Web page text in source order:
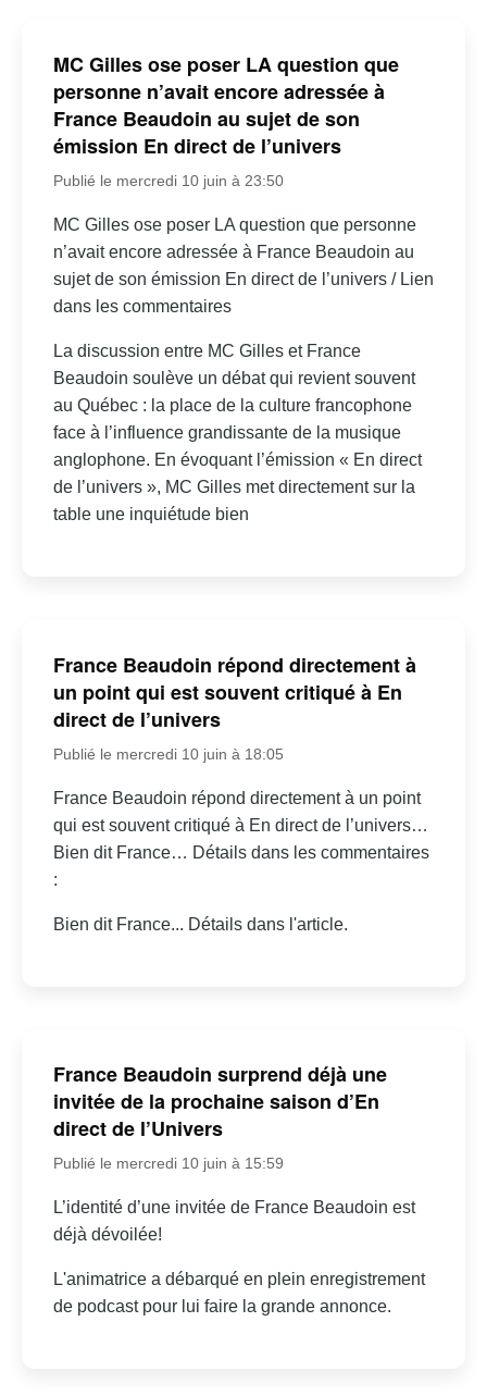
MC Gilles ose poser LA question que
personne n’avait encore adressée à
France Beaudoin au sujet de son
émission En direct de l’univers
Publié le mercredi 10 juin à 23:50
MC Gilles ose poser LA question que personne
n’avait encore adressée à France Beaudoin au
sujet de son émission En direct de l’univers / Lien
dans les commentaires
La discussion entre MC Gilles et France
Beaudoin soulève un débat qui revient souvent
au Québec : la place de la culture francophone
face à l’influence grandissante de la musique
anglophone. En évoquant l’émission « En direct
de l’univers », MC Gilles met directement sur la
table une inquiétude bien
France Beaudoin répond directement à
un point qui est souvent critiqué à En
direct de l’univers
Publié le mercredi 10 juin à 18:05
France Beaudoin répond directement à un point
qui est souvent critiqué à En direct de l’univers…
Bien dit France… Détails dans les commentaires
:
Bien dit France... Détails dans l'article.
France Beaudoin surprend déjà une
invitée de la prochaine saison d’En
direct de l’Univers
Publié le mercredi 10 juin à 15:59
L’identité d’une invitée de France Beaudoin est
déjà dévoilée!
L'animatrice a débarqué en plein enregistrement
de podcast pour lui faire la grande annonce.